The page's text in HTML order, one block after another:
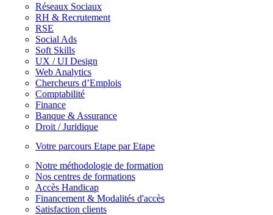
Réseaux Sociaux
RH & Recrutement
RSE
Social Ads
Soft Skills
UX / UI Design
Web Analytics
Chercheurs d’Emplois
Comptabilité
Finance
Banque & Assurance
Droit / Juridique
Votre parcours Etape par Etape
Notre méthodologie de formation
Nos centres de formations
Accès Handicap
Financement & Modalités d'accès
Satisfaction clients